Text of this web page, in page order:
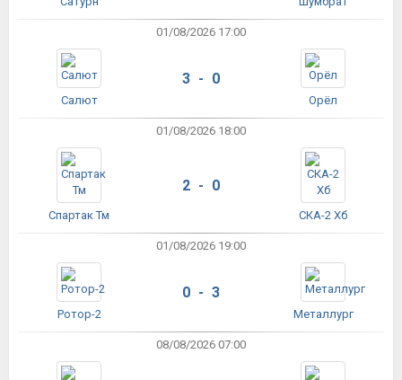
01/08/2026 17:00
Салют
3 - 0
Орёл
01/08/2026 18:00
Спартак Тм
2 - 0
СКА-2 Хб
01/08/2026 19:00
Ротор-2
0 - 3
Металлург
08/08/2026 07:00